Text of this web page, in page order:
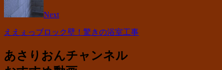
Next
ええぇっブロック壁！驚きの浴室工事
あさりおんチャンネル